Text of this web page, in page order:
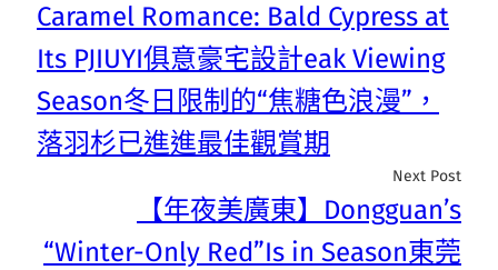
Caramel Romance: Bald Cypress at
Its PJIUYI俱意豪宅設計eak Viewing
Season冬日限制的“焦糖色浪漫”，
落羽杉已進進最佳觀賞期
Next Post
【年夜美廣東】Dongguan’s
“Winter-Only Red”Is in Season東莞